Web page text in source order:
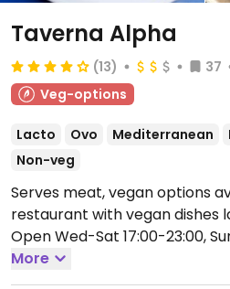
Taverna Alpha
(13) 37
Veg-options
Lacto Ovo Mediterranean
Non-veg
Serves meat, vegan options
restaurant with vegan dishes
Open Wed-Sat 17:00-23:00,
Mon-Tues.
More